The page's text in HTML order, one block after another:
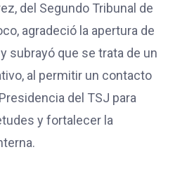
del Segundo Tribunal de
agradeció la apertura de
subrayó que se trata de un
al permitir un contacto
del TSJ para
y fortalecer la